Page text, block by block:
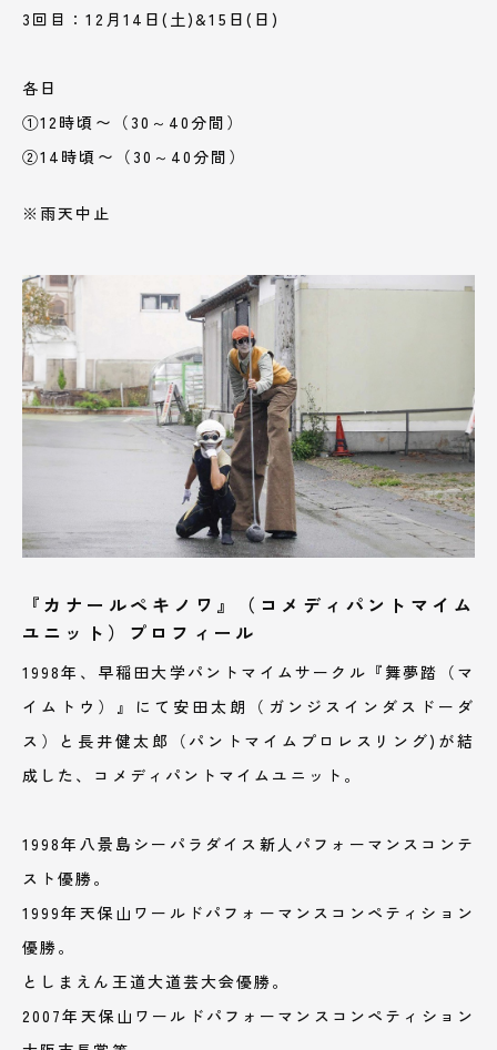
3回目：12月14日(土)&15日(日)
各日
①12時頃〜（30～40分間）
②14時頃〜（30～40分間）
※雨天中止
『カナールペキノワ』（コメディパントマイム
ユニット）プロフィール
1998年、早稲田大学パントマイムサークル『舞夢踏（マ
イムトウ）』にて安田太朗（ガンジスインダスドーダ
ス）と長井健太郎（パントマイムプロレスリング)が結
成した、コメディパントマイムユニット。
1998年八景島シーパラダイス新人パフォーマンスコンテ
スト優勝。
1999年天保山ワールドパフォーマンスコンペティション
優勝。
としまえん王道大道芸大会優勝。
2007年天保山ワールドパフォーマンスコンペティション